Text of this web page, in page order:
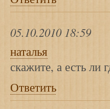
05.10.2010 18:59
наталья
скажите, а есть ли
Ответить